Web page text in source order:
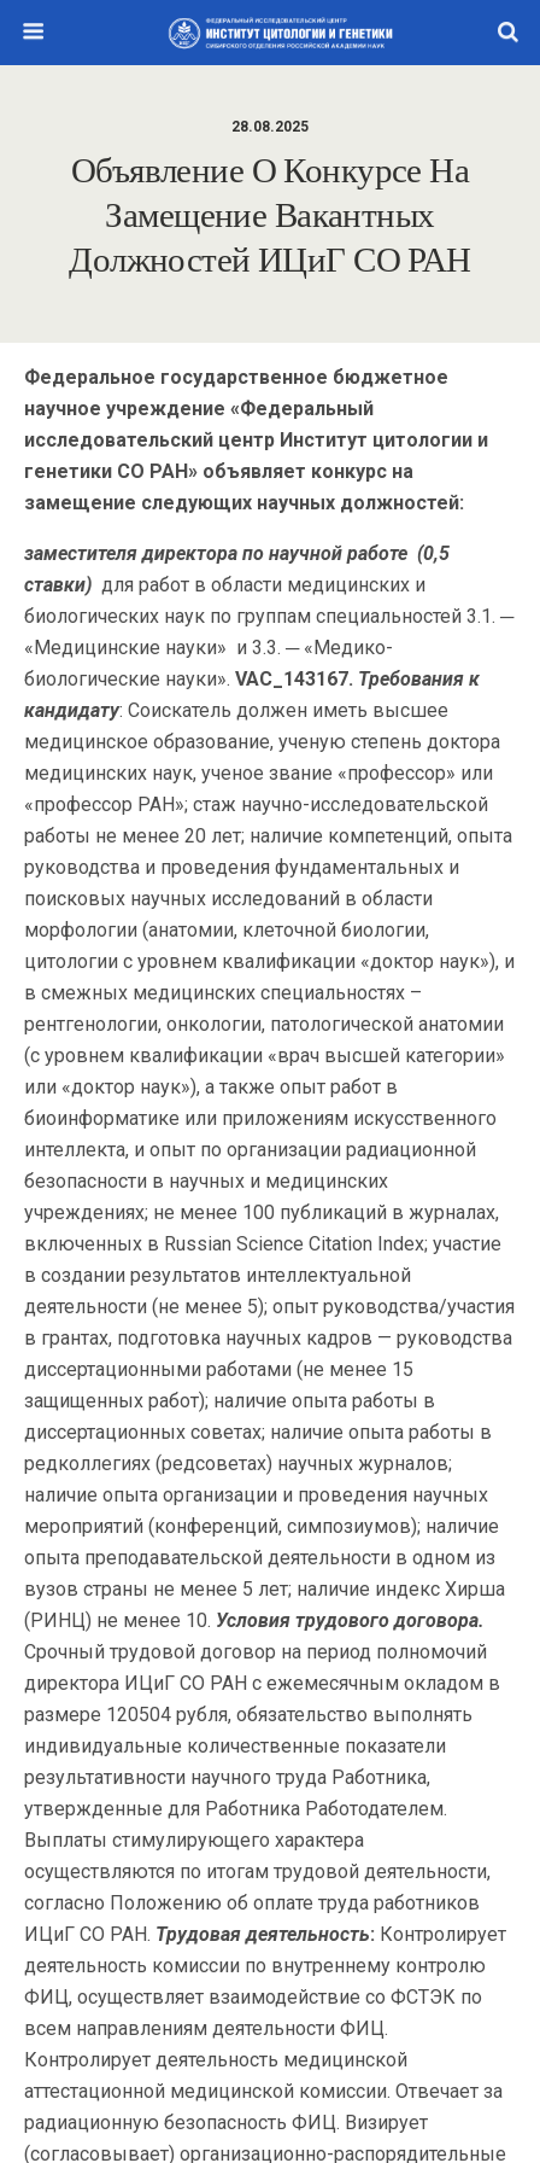
28.08.2025
Объявление О Конкурсе На
Замещение Вакантных
Должностей ИЦиГ СО РАН
Федеральное государственное бюджетное
научное учреждение «Федеральный
исследовательский центр Институт цитологии и
генетики СО РАН» объявляет конкурс на
замещение следующих научных должностей:
заместителя директора по научной работе (0,5
ставки) для работ в области медицинских и
биологических наук по группам специальностей 3.1. ─
«Медицинские науки» и 3.3. ─ «Медико-
биологические науки». VAC_143167. Требования к
кандидату: Соискатель должен иметь высшее
медицинское образование, ученую степень доктора
медицинских наук, ученое звание «профессор» или
«профессор РАН»; стаж научно-исследовательской
работы не менее 20 лет; наличие компетенций, опыта
руководства и проведения фундаментальных и
поисковых научных исследований в области
морфологии (анатомии, клеточной биологии,
цитологии с уровнем квалификации «доктор наук»), и
в смежных медицинских специальностях –
рентгенологии, онкологии, патологической анатомии
(с уровнем квалификации «врач высшей категории»
или «доктор наук»), а также опыт работ в
биоинформатике или приложениям искусственного
интеллекта, и опыт по организации радиационной
безопасности в научных и медицинских
учреждениях; не менее 100 публикаций в журналах,
включенных в Russian Science Citation Index; участие
в создании результатов интеллектуальной
деятельности (не менее 5); опыт руководства/участия
в грантах, подготовка научных кадров — руководства
диссертационными работами (не менее 15
защищенных работ); наличие опыта работы в
диссертационных советах; наличие опыта работы в
редколлегиях (редсоветах) научных журналов;
наличие опыта организации и проведения научных
мероприятий (конференций, симпозиумов); наличие
опыта преподавательской деятельности в одном из
вузов страны не менее 5 лет; наличие индекс Хирша
(РИНЦ) не менее 10. Условия трудового договора.
Срочный трудовой договор на период полномочий
директора ИЦиГ СО РАН с ежемесячным окладом в
размере 120504 рубля, обязательство выполнять
индивидуальные количественные показатели
результативности научного труда Работника,
утвержденные для Работника Работодателем.
Выплаты стимулирующего характера
осуществляются по итогам трудовой деятельности,
согласно Положению об оплате труда работников
ИЦиГ СО РАН. Трудовая деятельность: Контролирует
деятельность комиссии по внутреннему контролю
ФИЦ, осуществляет взаимодействие со ФСТЭК по
всем направлениям деятельности ФИЦ.
Контролирует деятельность медицинской
аттестационной медицинской комиссии. Отвечает за
радиационную безопасность ФИЦ. Визирует
(согласовывает) организационно-распорядительные